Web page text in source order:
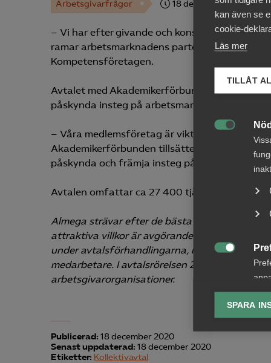
kan även se
cookie-
Läs mer
TILLÅT

SPARA
Arbetsgivarfrågor 18 december 2020
– Vi har efter givande och konstruktiva
ramar arbetsmarknadens parter är överens
Kompetensföretagen.
Avtalet med Akademikerförbunden innebär
påskynda insteg på arbetsmarknaden för
– Våra medlemsföretag är viktiga
Akademikerförbunden tillsätter en
påskynda och främja insteg på
Avtalen omfattar ca 27 400 tjänstemän inom
Almega strävar efter de bästa
attraktiva villkor är avgörande för
under avtalsförhandlingarna, men framförallt
medarbetare. I avtalsrörelsen 2020 tecknar
arbetsgivarorganisationer.
Publicerad: 18 december 2020
Senast uppdaterad: 18 december 2020
Etiketter: Kollektivavtal